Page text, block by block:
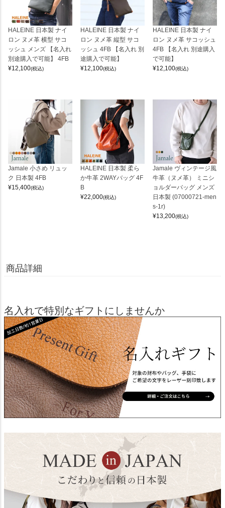
HALEINE 日本製 ナイ
ロン ヌメ革 横型 サコ
ッシュ メンズ 【名入れ
別途購入で可能】 4FB
¥12,100(税込)
HALEINE 日本製 ナイ
ロン ヌメ革 縦型 サコ
ッシュ 4FB 【名入れ 別
途購入で可能】
¥12,100(税込)
HALEINE 日本製 ナイ
ロン ヌメ革 サコッシュ
4FB 【名入れ 別途購入
で可能】
¥12,100(税込)
Jamale 小さめ リュッ
ク 日本製 4FB
¥15,400(税込)
HALEINE 日本製 柔ら
か牛革 2WAYバッグ 4F
B
¥22,000(税込)
Jamale ヴィンテージ風
牛革（ヌメ革） ミニシ
ョルダーバッグ メンズ
日本製 (07000721-men
s-1r)
¥13,200(税込)
商品詳細
名入れで特別なギフトにしませんか